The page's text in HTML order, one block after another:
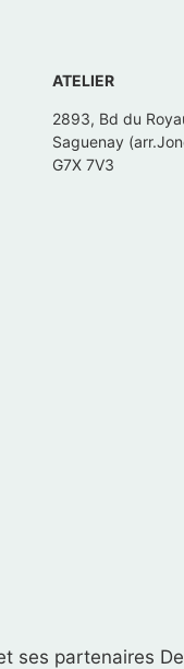
ATELIER
2893, Bd du
Saguenay
G7X 7V3
ses partenaires